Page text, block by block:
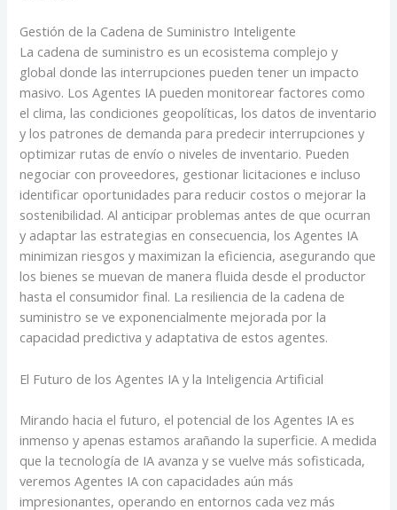
Gestión de la Cadena de Suministro Inteligente
La cadena de suministro es un ecosistema complejo y
global donde las interrupciones pueden tener un impacto
masivo. Los Agentes IA pueden monitorear factores como
el clima, las condiciones geopolíticas, los datos de inventario
y los patrones de demanda para predecir interrupciones y
optimizar rutas de envío o niveles de inventario. Pueden
negociar con proveedores, gestionar licitaciones e incluso
identificar oportunidades para reducir costos o mejorar la
sostenibilidad. Al anticipar problemas antes de que ocurran
y adaptar las estrategias en consecuencia, los Agentes IA
minimizan riesgos y maximizan la eficiencia, asegurando que
los bienes se muevan de manera fluida desde el productor
hasta el consumidor final. La resiliencia de la cadena de
suministro se ve exponencialmente mejorada por la
capacidad predictiva y adaptativa de estos agentes.
El Futuro de los Agentes IA y la Inteligencia Artificial
Mirando hacia el futuro, el potencial de los Agentes IA es
inmenso y apenas estamos arañando la superficie. A medida
que la tecnología de IA avanza y se vuelve más sofisticada,
veremos Agentes IA con capacidades aún más
impresionantes, operando en entornos cada vez más